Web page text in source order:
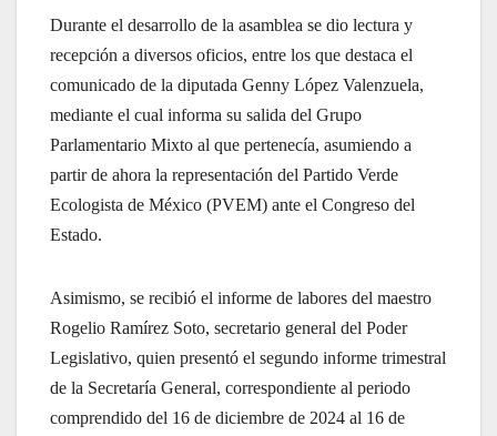
Durante el desarrollo de la asamblea se dio lectura y
recepción a diversos oficios, entre los que destaca el
comunicado de la diputada Genny López Valenzuela,
mediante el cual informa su salida del Grupo
Parlamentario Mixto al que pertenecía, asumiendo a
partir de ahora la representación del Partido Verde
Ecologista de México (PVEM) ante el Congreso del
Estado.
Asimismo, se recibió el informe de labores del maestro
Rogelio Ramírez Soto, secretario general del Poder
Legislativo, quien presentó el segundo informe trimestral
de la Secretaría General, correspondiente al periodo
comprendido del 16 de diciembre de 2024 al 16 de